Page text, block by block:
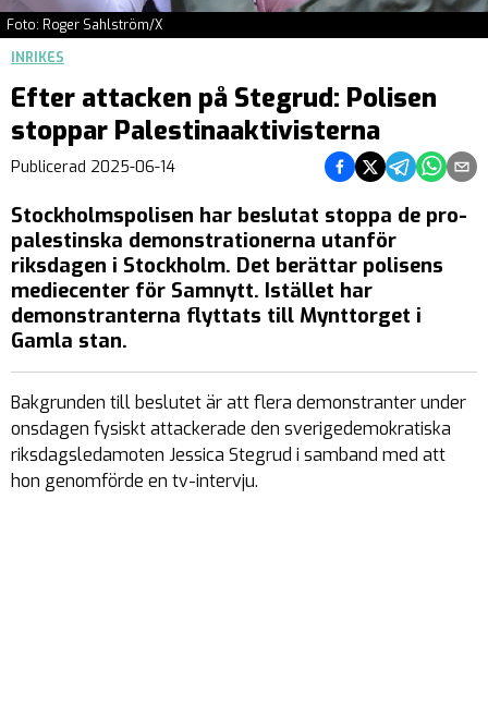
Foto: Roger Sahlström/X
INRIKES
Efter attacken på Stegrud: Polisen
stoppar Palestinaaktivisterna
Publicerad 2025-06-14 Dela på Facebook
Dela på Twitter
Dela påDela på
Dela
Stockholmspolisen har beslutat stoppa de pro-
palestinska demonstrationerna utanför
riksdagen i Stockholm. Det berättar polisens
mediecenter för Samnytt. Istället har
demonstranterna flyttats till Mynttorget i
Gamla stan.
Bakgrunden till beslutet är att flera demonstranter under
onsdagen fysiskt attackerade den sverigedemokratiska
riksdagsledamoten Jessica Stegrud i samband med att
hon genomförde en tv-intervju.